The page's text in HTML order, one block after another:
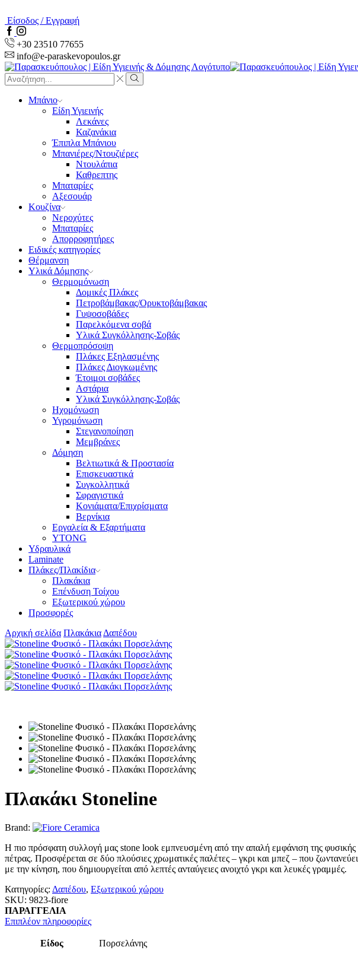
Είσοδος / Εγγραφή
Facebook
Instagram
+30 23510 77655
info@e-paraskevopoulos.gr
Search
input
Search
Μπάνιο
Είδη Υγιεινής
Λεκάνες
Καζανάκια
Έπιπλα Μπάνιου
Μπανιέρες/Ντουζιέρες
Ντουλάπια
Καθρεπτης
Μπαταρίες
Αξεσουάρ
Κουζίνα
Νεροχύτες
Μπαταρίες
Απορροφητήρες
Ειδικές κατηγορίες
Θέρμανση
Υλικά Δόμησης
Θερμομόνωση
Δομικές Πλάκες
Πετροβάμβακας/Ορυκτοβάμβακας
Γυψοσοβάδες
Παρελκόμενα σοβά
Υλικά Συγκόλλησης-Σοβάς
Θερμοπρόσοψη
Πλάκες Εξηλασμένης
Πλάκες Διογκωμένης
Έτοιμοι σοβάδες
Αστάρια
Υλικά Συγκόλλησης-Σοβάς
Ηχομόνωση
Υγρομόνωση
Στεγανοποίηση
Μεμβράνες
Δόμηση
Βελτιωτικά & Προστασία
Επισκευαστικά
Συγκολλητικά
Σφραγιστικά
Κονιάματα/Επιχρίσματα
Βερνίκια
Εργαλεία & Εξαρτήματα
YTONG
Υδραυλικά
Laminate
Πλάκες/Πλακίδια
Πλακάκια
Επένδυση Τοίχου
Εξωτερικού χώρου
Προσφορές
Αρχική σελίδα Πλακάκια Δαπέδου
Πλακάκι Stoneline
Brand:
Η πιο πρόσφατη συλλογή μας stone look εμπνευσμένη από την απαλή εμφάνιση της φυσικής
πέτρας. Προσφέρεται σε δύο πλούσιες χρωματικές παλέτες – γκρι και μπεζ – που ζωντανεύει
με την κίνηση, που δημιουργείται από λεπτές ανταύγειες ανοιχτό γκρι και λευκές γραμμές.
Κατηγορίες: Δαπέδου, Εξωτερικού χώρου
SKU: 9823-fiore
ΠΑΡΑΓΓΕΛΙΑ
Επιπλέον πληροφορίες
Είδος Πορσελάνης